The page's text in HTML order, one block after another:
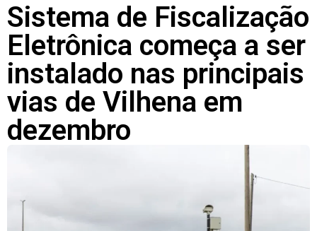
Sistema de Fiscalização
Eletrônica começa a ser
instalado nas principais
vias de Vilhena em
dezembro